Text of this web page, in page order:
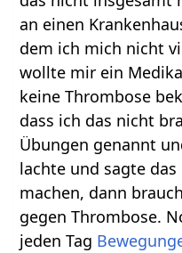
an einen
dem ich mich nicht
wollte mir ein
keine Thrombose
dass ich das nicht
Übungen genannt
lachte und sagte
machen, dann
gegen Thrombose.
jeden Tag